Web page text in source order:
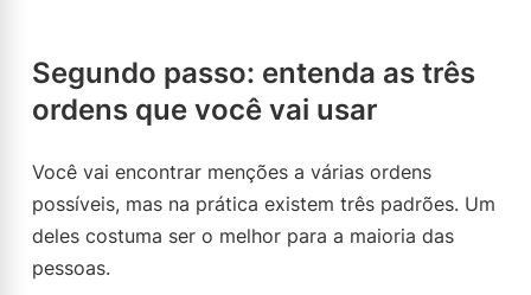
Segundo passo: entenda as três
ordens que você vai usar
Você vai encontrar menções a várias ordens
possíveis, mas na prática existem três padrões. Um
deles costuma ser o melhor para a maioria das
pessoas.